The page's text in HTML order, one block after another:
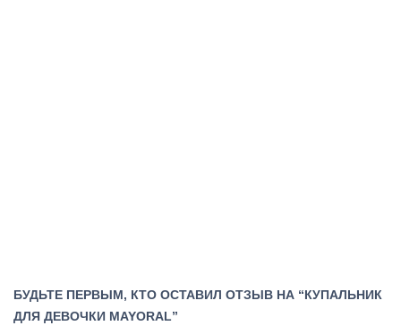
БУДЬТЕ ПЕРВЫМ, КТО ОСТАВИЛ ОТЗЫВ НА “КУПАЛЬНИК
ДЛЯ ДЕВОЧКИ MAYORAL”